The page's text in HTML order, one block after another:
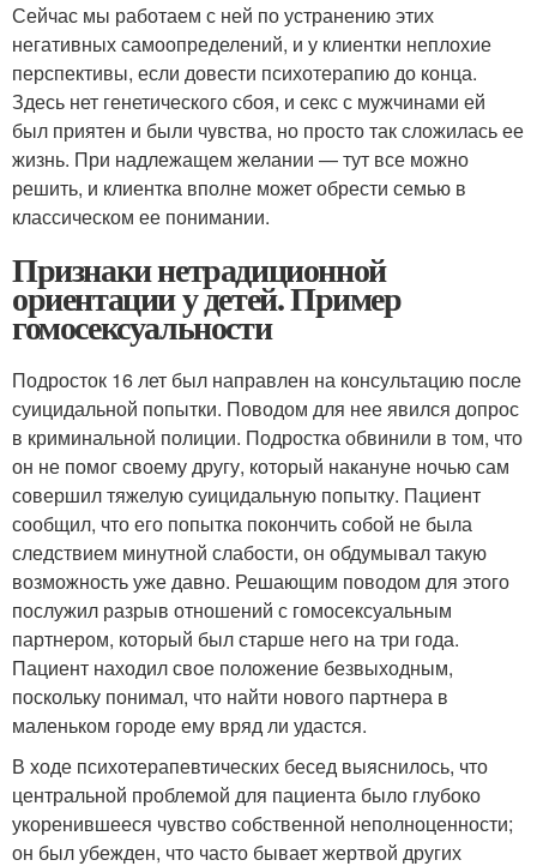
Сейчас мы работаем с ней по устранению этих
негативных самоопределений, и у клиентки неплохие
перспективы, если довести психотерапию до конца.
Здесь нет генетического сбоя, и секс с мужчинами ей
был приятен и были чувства, но просто так сложилась ее
жизнь. При надлежащем желании — тут все можно
решить, и клиентка вполне может обрести семью в
классическом ее понимании.
Признаки нетрадиционной
ориентации у детей. Пример
гомосексуальности
Подросток 16 лет был направлен на консультацию после
суицидальной попытки. Поводом для нее явился допрос
в криминальной полиции. Подростка обвинили в том, что
он не помог своему другу, который накануне ночью сам
совершил тяжелую суицидальную попытку. Пациент
сообщил, что его попытка покончить собой не была
следствием минутной слабости, он обдумывал такую
возможность уже давно. Решающим поводом для этого
послужил разрыв отношений с гомосексуальным
партнером, который был старше него на три года.
Пациент находил свое положение безвыходным,
поскольку понимал, что найти нового партнера в
маленьком городе ему вряд ли удастся.
В ходе психотерапевтических бесед выяснилось, что
центральной проблемой для пациента было глубоко
укоренившееся чувство собственной неполноценности;
он был убежден, что часто бывает жертвой других